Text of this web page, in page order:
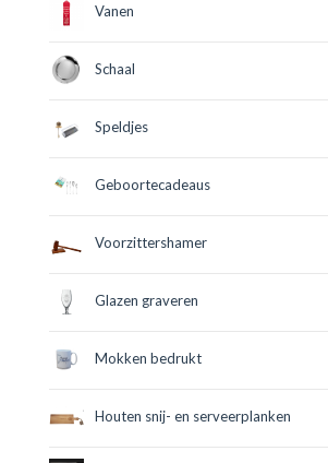
Vanen
Schaal
Speldjes
Geboortecadeaus
Voorzittershamer
Glazen graveren
Mokken bedrukt
Houten snij- en serveerplanken